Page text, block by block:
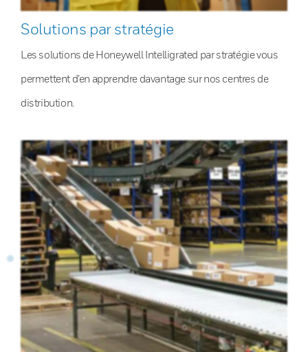
Solutions par stratégie
Les solutions de Honeywell Intelligrated par stratégie vous
permettent d’en apprendre davantage sur nos centres de
distribution.